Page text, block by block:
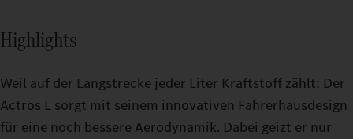
Highlights
Weil auf der Langstrecke jeder Liter Kraftstoff zählt: Der
Actros L sorgt mit seinem innovativen Fahrerhausdesign
für eine noch bessere Aerodynamik. Dabei geizt er nur